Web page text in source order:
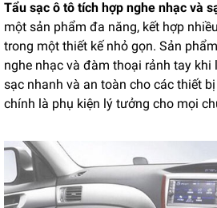
Tẩu sạc ô tô tích hợp nghe nhạc và
một sản phẩm đa năng, kết hợp
trong một thiết kế nhỏ gọn. Sản
nghe nhạc và đàm thoại rảnh tay
sạc nhanh và an toàn cho các thiết
chính là phụ kiện lý tưởng cho mọi